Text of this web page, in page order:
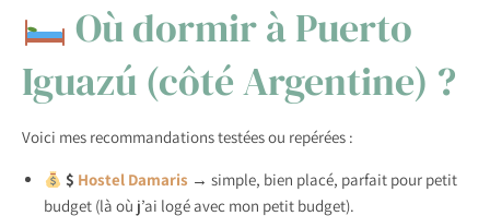
Où dormir à Puerto
Iguazú (côté Argentine) ?
Voici mes recommandations testées ou repérées :
$ Hostel Damaris → simple, bien placé, parfait pour petit
budget (là où j’ai logé avec mon petit budget).